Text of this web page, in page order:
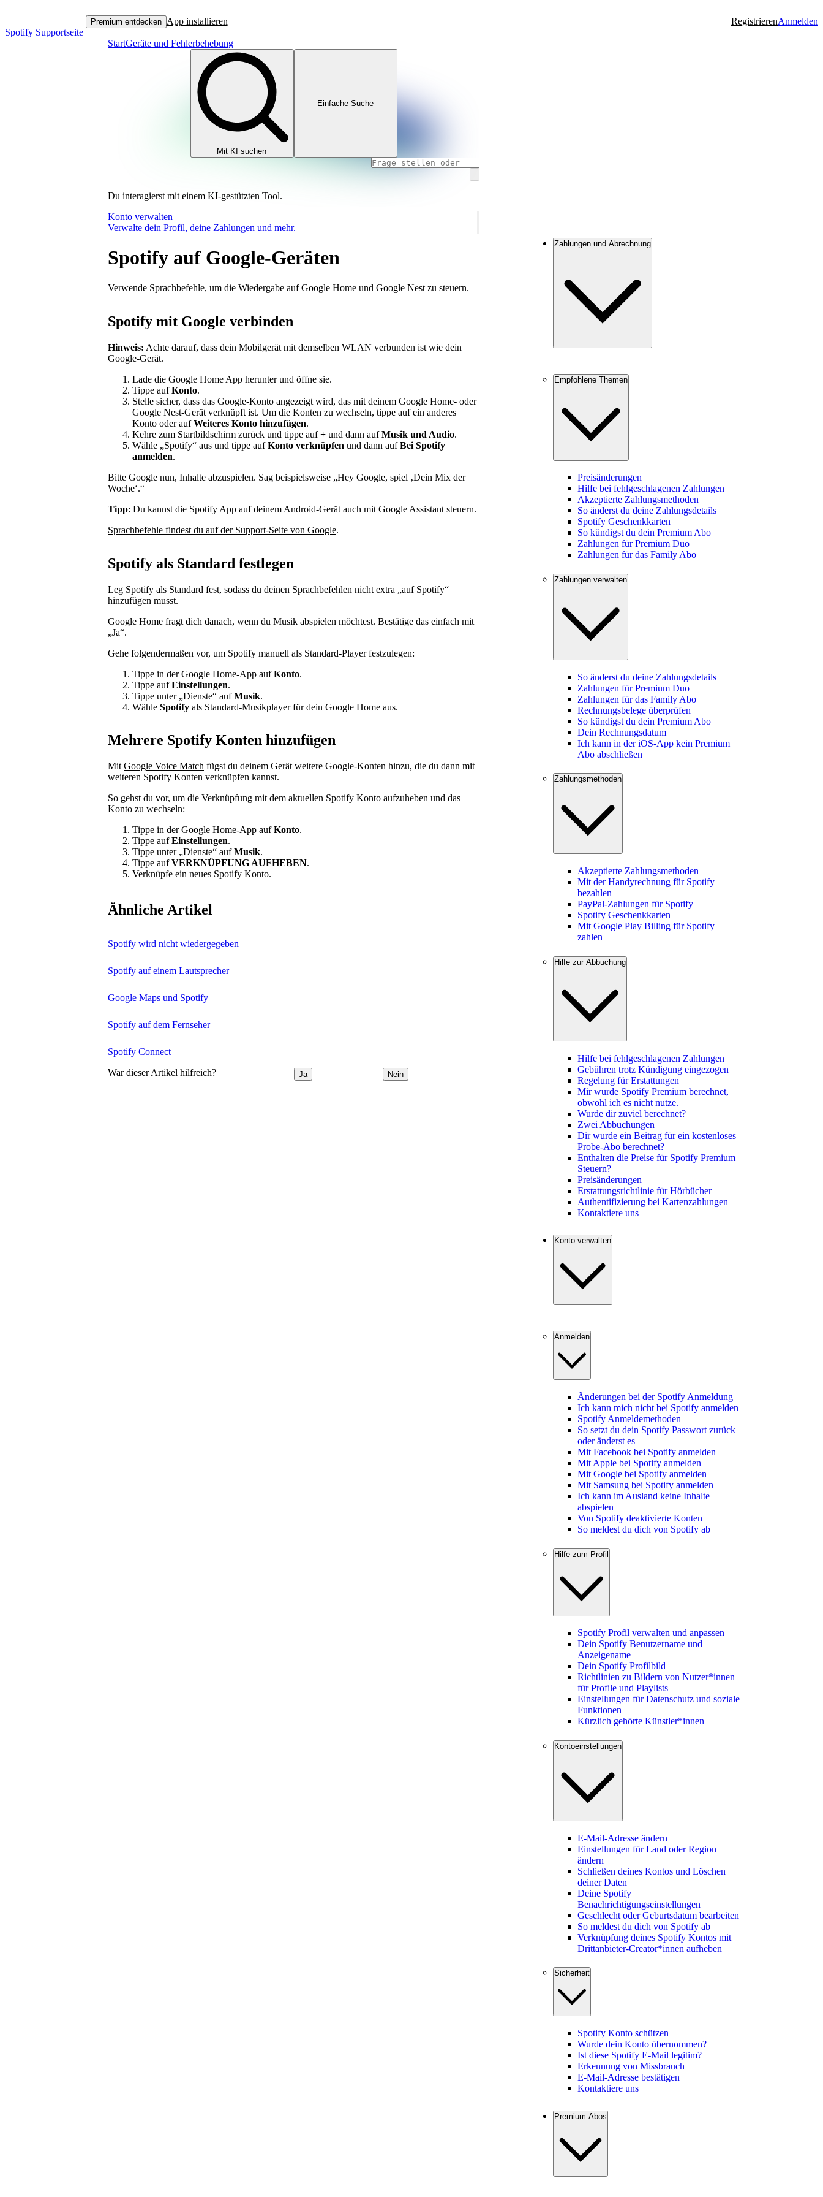
Spotify Supportseite
Premium entdecken App installieren RegistrierenAnmelden
StartGeräte und Fehlerbehebung
Mit KI suchen
Einfache Suche
Du interagierst mit einem KI-gestützten Tool.
Konto verwalten
Verwalte dein Profil, deine Zahlungen und mehr.
Spotify auf Google-Geräten
Verwende Sprachbefehle, um die Wiedergabe auf Google Home und Google Nest zu steuern.
Spotify mit Google verbinden
Hinweis: Achte darauf, dass dein Mobilgerät mit demselben WLAN verbunden ist wie dein
Google-Gerät.
Lade die Google Home App herunter und öffne sie.
Tippe aufKonto.
Stelle sicher, dass das Google-Konto angezeigt wird, das mit deinem Google Home- oder
Google Nest-Gerät verknüpft ist. Um die Konten zu wechseln, tippe auf ein anderes
Konto oder aufWeiteres Konto hinzufügen.
Kehre zum Startbildschirm zurück und tippe auf+ und dann aufMusik und Audio.
Wähle „Spotify“ aus und tippe aufKonto verknüpfen und dann aufBei Spotify
anmelden.
Bitte Google nun, Inhalte abzuspielen. Sag beispielsweise „Hey Google, spiel ‚Dein Mix der
Woche‘.“
Tipp: Du kannst die Spotify App auf deinem Android-Gerät auch mit Google Assistant steuern.
Sprachbefehle findest du auf der Support-Seite von Google.
Spotify als Standard festlegen
Leg Spotify als Standard fest, sodass du deinen Sprachbefehlen nicht extra „auf Spotify“
hinzufügen musst.
Google Home fragt dich danach, wenn du Musik abspielen möchtest. Bestätige das einfach mit
„Ja“.
Gehe folgendermaßen vor, um Spotify manuell als Standard-Player festzulegen:
Tippe in der Google Home-App aufKonto.
Tippe aufEinstellungen.
Tippe unter „Dienste“ aufMusik.
Wähle Spotify als Standard-Musikplayer für dein Google Home aus.
Mehrere Spotify Konten hinzufügen
Mit Google Voice Match fügst du deinem Gerät weitere Google-Konten hinzu, die du dann mit
weiteren Spotify Konten verknüpfen kannst.
So gehst du vor, um die Verknüpfung mit dem aktuellen Spotify Konto aufzuheben und das
Konto zu wechseln:
Tippe in der Google Home-App aufKonto.
Tippe aufEinstellungen.
Tippe unter „Dienste“ aufMusik.
Tippe aufVERKNÜPFUNG AUFHEBEN.
Verknüpfe ein neues Spotify Konto.
Ähnliche Artikel
Spotify wird nicht wiedergegeben
Spotify auf einem Lautsprecher
Google Maps und Spotify
Spotify auf dem Fernseher
Spotify Connect
War dieser Artikel hilfreich? Ja Nein
Zahlungen und Abrechnung
Empfohlene Themen
Preisänderungen
Hilfe bei fehlgeschlagenen Zahlungen
Akzeptierte Zahlungsmethoden
So änderst du deine Zahlungsdetails
Spotify Geschenkkarten
So kündigst du dein Premium Abo
Zahlungen für Premium Duo
Zahlungen für das Family Abo
Zahlungen verwalten
So änderst du deine Zahlungsdetails
Zahlungen für Premium Duo
Zahlungen für das Family Abo
Rechnungsbelege überprüfen
So kündigst du dein Premium Abo
Dein Rechnungsdatum
Ich kann in der iOS-App kein Premium
Abo abschließen
Zahlungsmethoden
Akzeptierte Zahlungsmethoden
Mit der Handyrechnung für Spotify
bezahlen
PayPal-Zahlungen für Spotify
Spotify Geschenkkarten
Mit Google Play Billing für Spotify
zahlen
Hilfe zur Abbuchung
Hilfe bei fehlgeschlagenen Zahlungen
Gebühren trotz Kündigung eingezogen
Regelung für Erstattungen
Mir wurde Spotify Premium berechnet,
obwohl ich es nicht nutze.
Wurde dir zuviel berechnet?
Zwei Abbuchungen
Dir wurde ein Beitrag für ein kostenloses
Probe-Abo berechnet?
Enthalten die Preise für Spotify Premium
Steuern?
Preisänderungen
Erstattungsrichtlinie für Hörbücher
Authentifizierung bei Kartenzahlungen
Kontaktiere uns
Konto verwalten
Anmelden
Änderungen bei der Spotify Anmeldung
Ich kann mich nicht bei Spotify anmelden
Spotify Anmeldemethoden
So setzt du dein Spotify Passwort zurück
oder änderst es
Mit Facebook bei Spotify anmelden
Mit Apple bei Spotify anmelden
Mit Google bei Spotify anmelden
Mit Samsung bei Spotify anmelden
Ich kann im Ausland keine Inhalte
abspielen
Von Spotify deaktivierte Konten
So meldest du dich von Spotify ab
Hilfe zum Profil
Spotify Profil verwalten und anpassen
Dein Spotify Benutzername und
Anzeigename
Dein Spotify Profilbild
Richtlinien zu Bildern von Nutzer*innen
für Profile und Playlists
Einstellungen für Datenschutz und soziale
Funktionen
Kürzlich gehörte Künstler*innen
Kontoeinstellungen
E-Mail-Adresse ändern
Einstellungen für Land oder Region
ändern
Schließen deines Kontos und Löschen
deiner Daten
Deine Spotify
Benachrichtigungseinstellungen
Geschlecht oder Geburtsdatum bearbeiten
So meldest du dich von Spotify ab
Verknüpfung deines Spotify Kontos mit
Drittanbieter-Creator*innen aufheben
Sicherheit
Spotify Konto schützen
Wurde dein Konto übernommen?
Ist diese Spotify E-Mail legitim?
Erkennung von Missbrauch
E-Mail-Adresse bestätigen
Kontaktiere uns
Premium Abos